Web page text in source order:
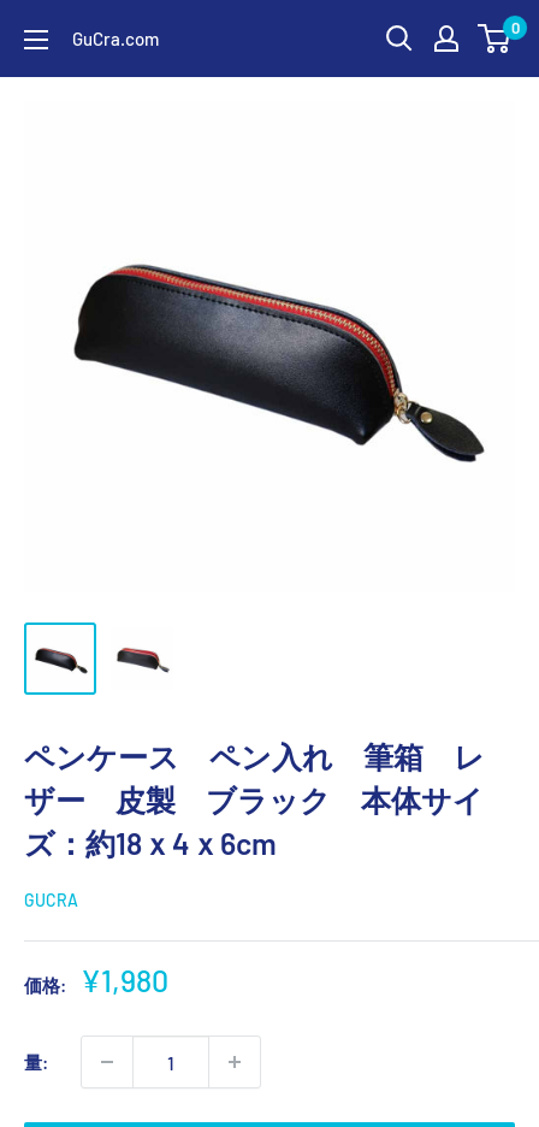
テ
GuCra.com 0
ペンケース ペン入れ 筆箱 レ
ザー 皮製 ブラック 本体サイ
ズ：約18ｘ4ｘ6cm
GUCRA
価格:
販
価
格
¥1,980
量: